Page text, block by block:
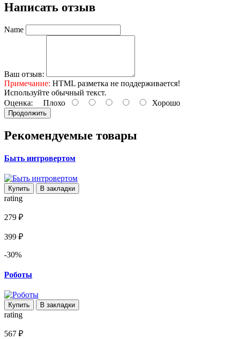
Написать отзыв
Name
Ваш отзыв:
Примечание: HTML разметка не поддерживается!
Используйте обычный текст.
Оценка: Плохо Хорошо
Продолжить
Рекомендуемые товары
Быть интровертом
Купить В закладки
rating
279 ₽
399 ₽
-30%
Роботы
Купить В закладки
rating
567 ₽